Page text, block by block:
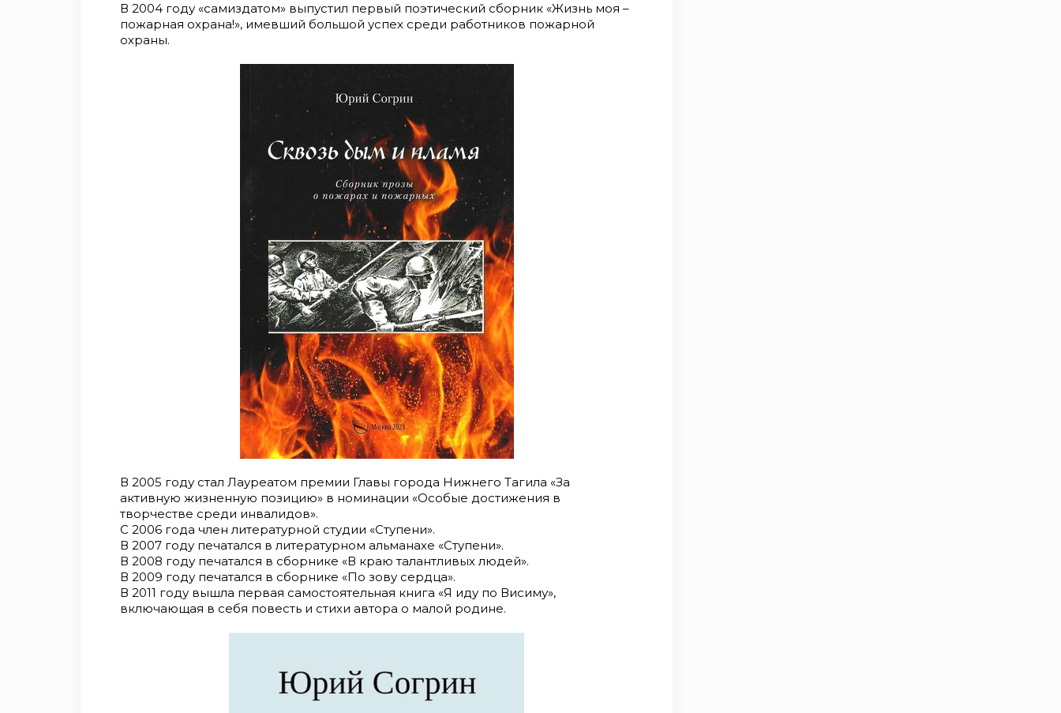
В 2004 году «самиздатом» выпустил первый поэтический сборник «Жизнь моя –
пожарная охрана!», имевший большой успех среди работников пожарной
охраны.
В 2005 году стал Лауреатом премии Главы города Нижнего Тагила «За
активную жизненную позицию» в номинации «Особые достижения в
творчестве среди инвалидов».
С 2006 года член литературной студии «Ступени».
В 2007 году печатался в литературном альманахе «Ступени».
В 2008 году печатался в сборнике «В краю талантливых людей».
В 2009 году печатался в сборнике «По зову сердца».
В 2011 году вышла первая самостоятельная книга «Я иду по Висиму»,
включающая в себя повесть и стихи автора о малой родине.